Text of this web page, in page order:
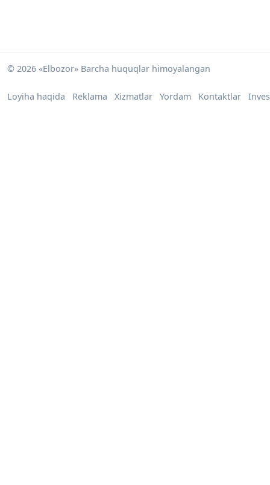
© 2026 «Elbozor» Barcha huquqlar himoyalangan
Loyiha haqida Reklama Xizmatlar Yordam Kontaktlar